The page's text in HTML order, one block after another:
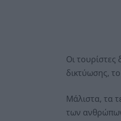
Οι
δικτύωσης,
Μάλιστα, τα
των